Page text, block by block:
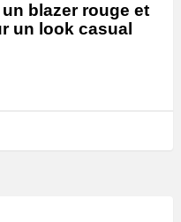
blazer rouge et
un look casual